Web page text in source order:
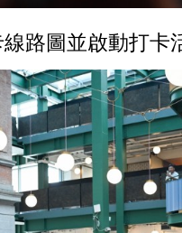
路圖並啟動打卡